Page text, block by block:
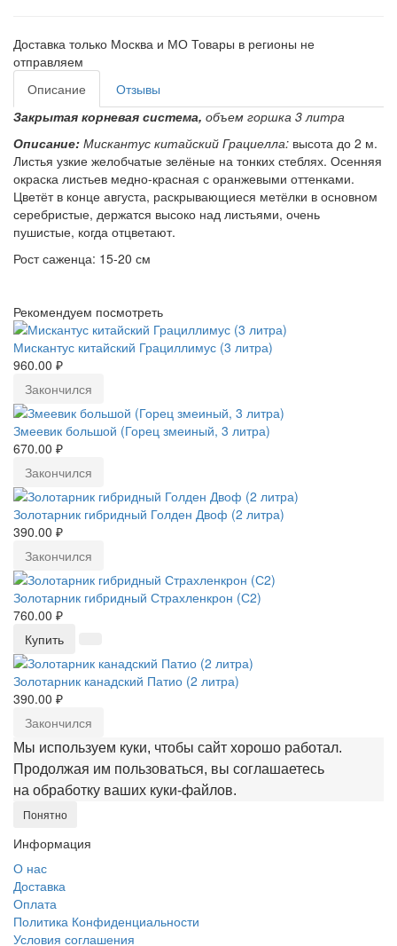
Доставка только Москва и МО Товары в регионы не
отправляем
Описание
Отзывы
Закрытая корневая система, объем горшка 3 литра
Описание: Мискантус китайский Грациелла: высота до 2 м.
Листья узкие желобчатые зелёные на тонких стеблях. Осенняя
окраска листьев медно-красная с оранжевыми оттенками.
Цветёт в конце августа, раскрывающиеся метёлки в основном
серебристые, держатся высоко над листьями, очень
пушистые, когда отцветают.
Рост саженца: 15-20 см
Рекомендуем посмотреть
Мискантус китайский Грациллимус (3 литра)
960.00 ₽
Закончился
Змеевик большой (Горец змеиный, 3 литра)
670.00 ₽
Закончился
Золотарник гибридный Голден Двоф (2 литра)
390.00 ₽
Закончился
Золотарник гибридный Страхленкрон (С2)
760.00 ₽
Купить
Золотарник канадский Патио (2 литра)
390.00 ₽
Закончился
Мы используем куки, чтобы сайт хорошо работал.
Продолжая им пользоваться, вы соглашаетесь
на обработку ваших куки‑файлов.
Понятно
Информация
О нас
Доставка
Оплата
Политика Конфиденциальности
Условия соглашения